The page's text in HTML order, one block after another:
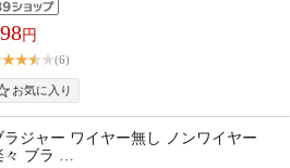
円
(6)
ラジャー ワイヤー無し ノンワイヤー
々 ブラ …